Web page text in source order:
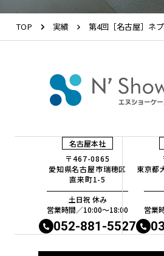
TOP 実績 第4回［名古屋］ネ
名古屋本社
〒467-0865
愛知県名古屋市瑞穂区
直来町1-5
土日祝 休み
営業時間／10:00〜18:00
052-881-5527
東京都
営業